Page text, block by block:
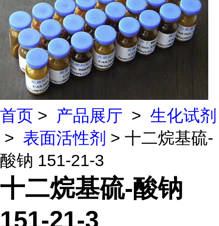
首页 > 产品展厅 > 生化试剂
> 表面活性剂 > 十二烷基硫-
酸钠 151-21-3
十二烷基硫-酸钠
151-21-3